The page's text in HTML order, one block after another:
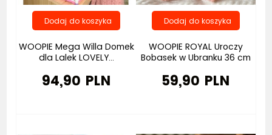
WOOPIE Mega Willa Domek
dla Lalek LOVELY...
94,90 PLN
WOOPIE ROYAL Uroczy
Bobasek w Ubranku 36 cm
59,90 PLN